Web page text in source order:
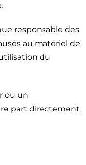
responsable des
au matériel de
du
ou un
part directement